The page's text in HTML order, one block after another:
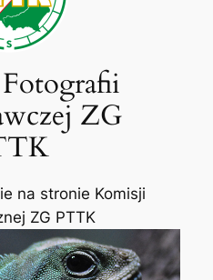
ZG
na stronie Komisji
ZG PTTK